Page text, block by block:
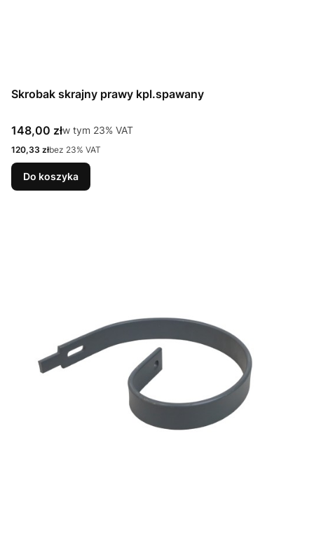
Skrobak skrajny prawy kpl.spawany
Cena brutto
148,00 złw tym %s VAT
w tym 23% VAT
Cena netto
120,33 złbez 23% VAT
Do koszyka